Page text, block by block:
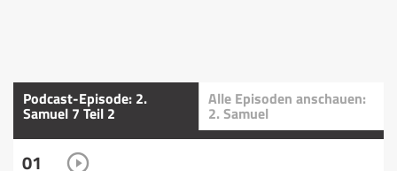
Podcast-Episode: 2.
Samuel 7 Teil 2
Alle Episoden anschauen:
2. Samuel
01